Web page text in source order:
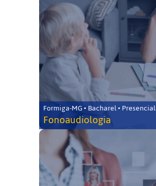
Formiga-MG • Bacharel • Presencial
Fonoaudiologia